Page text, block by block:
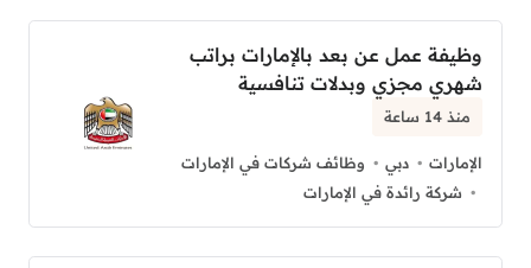
وظيفة عمل عن بعد بالإمارات براتب
شهري مجزي وبدلات تنافسية
منذ 14 ساعة
الإمارات دبي
وظائف شركات في الإمارات
شركة رائدة في الإمارات